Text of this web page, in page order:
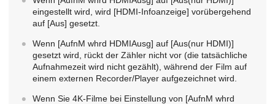
eingestellt wird, wird [HDMI-Infoanzeige] vorübergehend
auf [Aus] gesetzt.
Wenn [AufnM whrd HDMIAusg] auf [Aus(nur HDMI)]
gesetzt wird, rückt der Zähler nicht vor (die tatsächliche
Aufnahmezeit wird nicht gezählt), während der Film auf
einem externen Recorder/Player aufgezeichnet wird.
Wenn Sie 4K-Filme bei Einstellung von [AufnM whrd